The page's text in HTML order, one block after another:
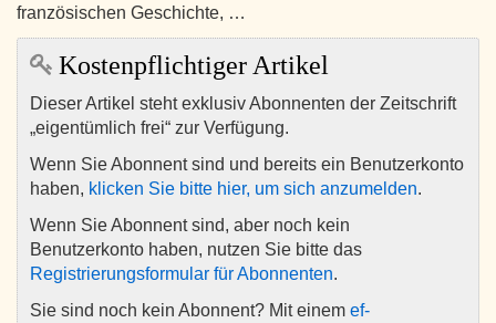
französischen Geschichte, …
Kostenpflichtiger Artikel
Dieser Artikel steht exklusiv Abonnenten der Zeitschrift
„eigentümlich frei“ zur Verfügung.
Wenn Sie Abonnent sind und bereits ein Benutzerkonto
haben, klicken Sie bitte hier, um sich anzumelden.
Wenn Sie Abonnent sind, aber noch kein
Benutzerkonto haben, nutzen Sie bitte das
Registrierungsformular für Abonnenten.
Sie sind noch kein Abonnent? Mit einem ef-